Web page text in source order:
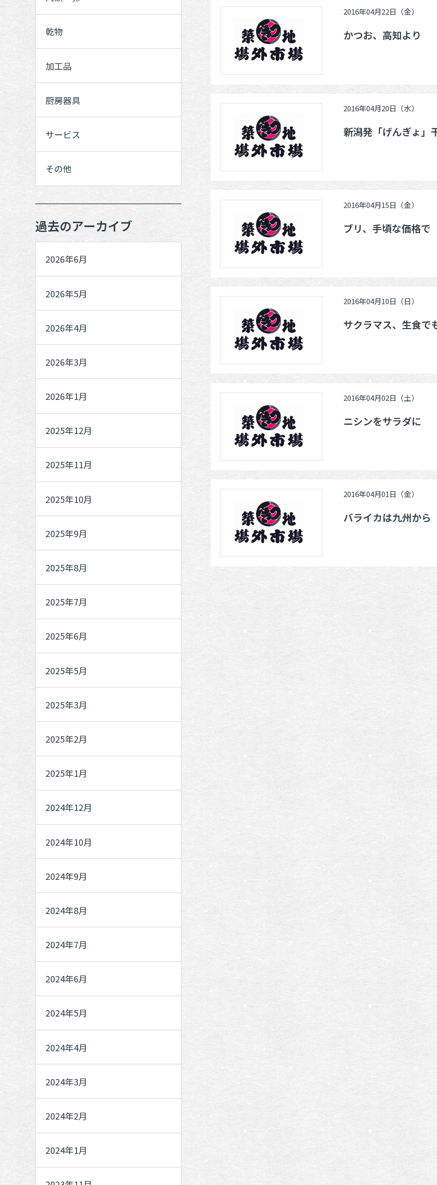
2016年04月22日（金）
かつお、高知より
2016年04月20日（水）
新潟発「げんぎょ」
2016年04月15日（金）
ブリ、手頃な価格で
2016年04月10日（日）
サクラマス、生食で
2016年04月02日（土）
ニシンをサラダに
2016年04月01日（金）
バライカは九州から
乾物
加工品
厨房器具
サービス
その他
過去のアーカイブ
2026年6月
2026年5月
2026年4月
2026年3月
2026年1月
2025年12月
2025年11月
2025年10月
2025年9月
2025年8月
2025年7月
2025年6月
2025年5月
2025年3月
2025年2月
2025年1月
2024年12月
2024年10月
2024年9月
2024年8月
2024年7月
2024年6月
2024年5月
2024年4月
2024年3月
2024年2月
2024年1月